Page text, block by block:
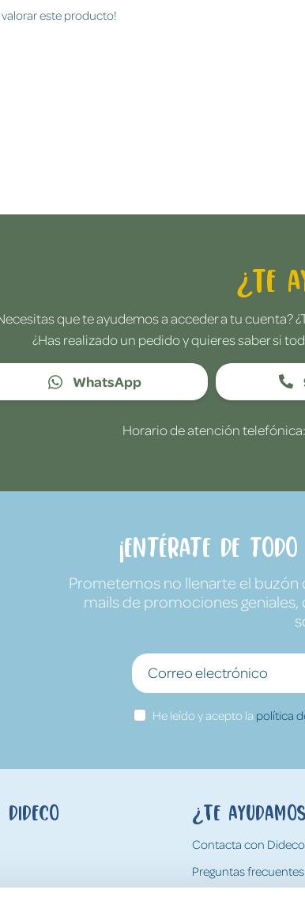
valorar este producto!
¿Te
que te ayudemos a acceder a tu cuenta?
¿Has realizado un pedido y quieres saber si
WhatsApp
Horario de atención
¡Entérate de
Prometemos no llenarte el buzón
mails de promociones
He leído y acepto la política
¿Te
Contacta con Dideco
Preguntas frecuentes